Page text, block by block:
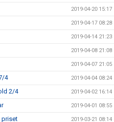
2019-04-20 15:17
2019-04-17 08:28
2019-04-14 21:23
2019-04-08 21:08
2019-04-07 21:05
4 2019-04-04 08:24
2/4 2019-04-02 16:14
2019-04-01 08:55
priset 2019-03-21 08:14